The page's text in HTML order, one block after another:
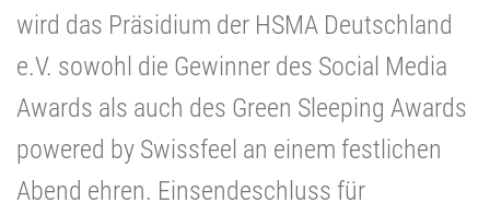
wird das Präsidium der HSMA Deutschland
e.V. sowohl die Gewinner des Social Media
Awards als auch des Green Sleeping Awards
powered by Swissfeel an einem festlichen
Abend ehren. Einsendeschluss für